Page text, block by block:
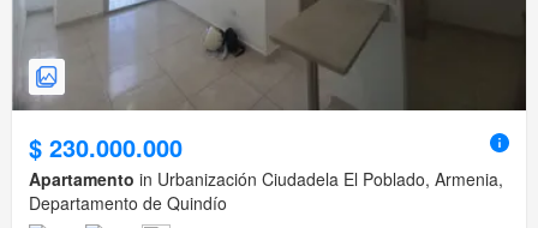
$ 230.000.000
Apartamento in Urbanización Ciudadela El Poblado, Armenia,
Departamento de Quindío